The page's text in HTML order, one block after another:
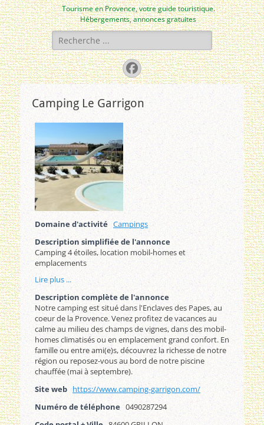
Tourisme en Provence, votre guide touristique.
Hébergements, annonces gratuites
Rechercher :
Facebook
Camping Le Garrigon
Domaine d'activité Campings
Description simplifiée de l'annonce
Camping 4 étoiles, location mobil-homes et
emplacements
Lire plus ...
Description complète de l'annonce
Notre camping est situé dans l'Enclaves des Papes, au
coeur de la Provence. Venez profitez de vacances au
calme au milieu des champs de vignes, dans des mobil-
homes climatisés ou en emplacement grand confort. En
famille ou entre ami(e)s, découvrez la richesse de notre
région ou reposez-vous au bord de notre piscine
chauffée (mai à septembre).
Site web https://www.camping-garrigon.com/
Numéro de téléphone 0490287294